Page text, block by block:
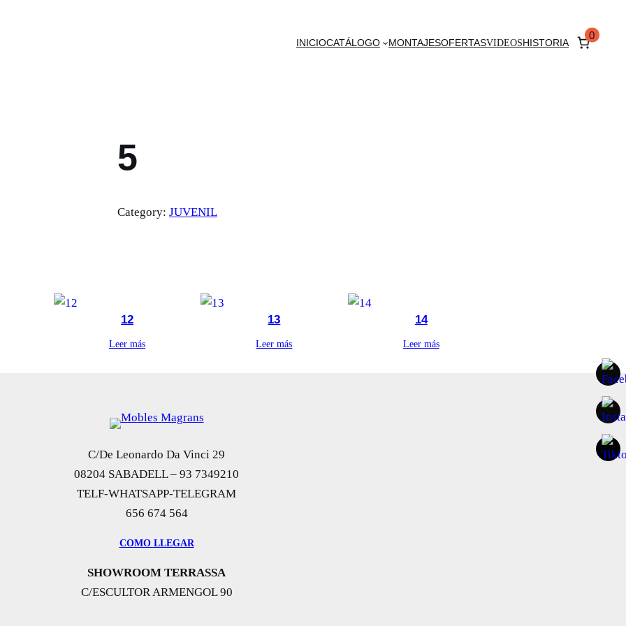
INICIOCATÁLOGO MONTAJESOFERTASVIDEOSHISTORIA
0
5
Category: JUVENIL
12
Leer más
13
Leer más
14
Leer más
C/De Leonardo Da Vinci 29
08204 SABADELL – 93 7349210
TELF-WHATSAPP-TELEGRAM
656 674 564
COMO LLEGAR
SHOWROOM TERRASSA
C/ESCULTOR ARMENGOL 90